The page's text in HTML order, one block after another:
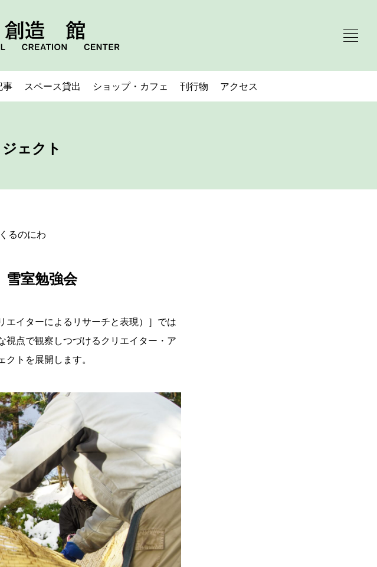
事 スペース貸出 ショップ・カフェ 刊行物 アクセス
ェクト
るのにわ
室勉強会
エイターによるリサーチと表現）］では
点で観察しつづけるクリエイター・ア
トを展開します。